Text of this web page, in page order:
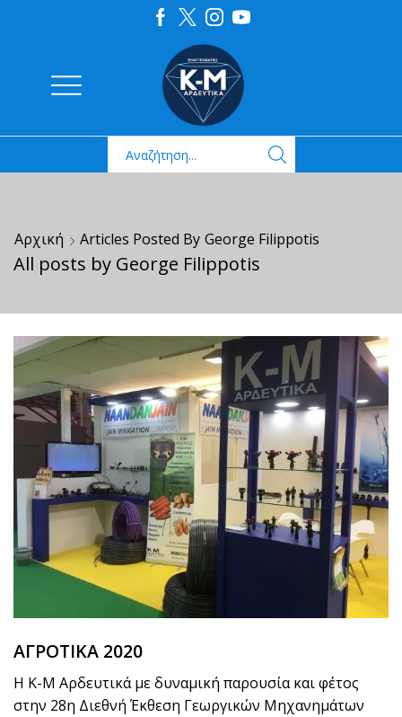
Αρχική Articles Posted By George Filippotis
All posts by George Filippotis
ΑΓΡΟΤΙΚΑ 2020
Η Κ-Μ Αρδευτικά με δυναμική παρουσία και φέτος
στην 28η Διεθνή Έκθεση Γεωργικών Μηχανημάτων